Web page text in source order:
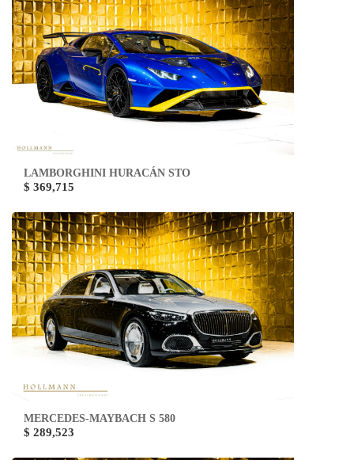
LAMBORGHINI HURACÁN STO
$ 369,715
MERCEDES-MAYBACH S 580
$ 289,523